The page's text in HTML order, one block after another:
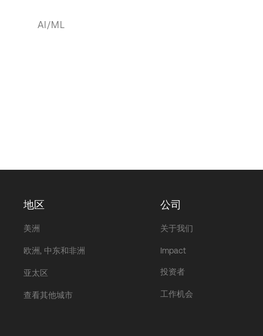
AI/ML
地区
美洲
欧洲, 中东和非洲
亚太区
查看其他城市
公司
关于我们
Impact
投资者
工作机会